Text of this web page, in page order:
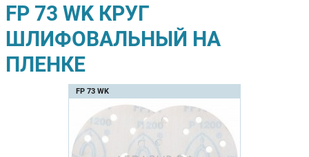
FP 73 WK КРУГ
ШЛИФОВАЛЬНЫЙ НА
ПЛЕНКЕ
FP 73 WK